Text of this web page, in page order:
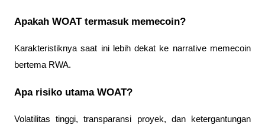
Apakah WOAT termasuk memecoin?
Karakteristiknya saat ini lebih dekat ke narrative memecoin
bertema RWA.
Apa risiko utama WOAT?
Volatilitas tinggi, transparansi proyek, dan ketergantungan